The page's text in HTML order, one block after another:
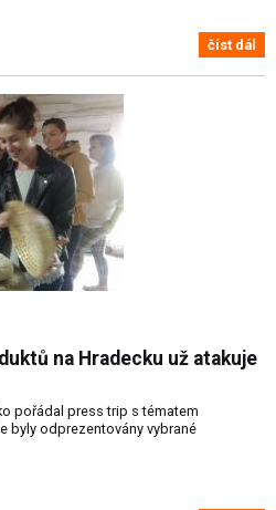
číst dál
na Hradecku už atakuje
pořádal press trip s tématem
byly odprezentovány vybrané